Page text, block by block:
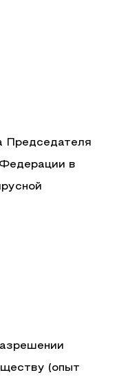
Председателя
в
(опыт